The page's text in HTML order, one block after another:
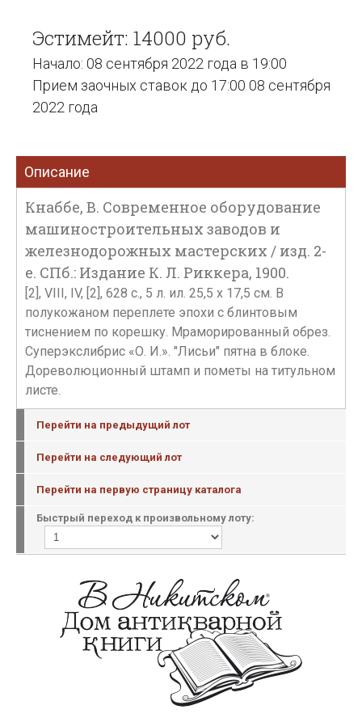
Эстимейт: 14000 руб.
Начало: 08 сентября 2022 года в 19:00
Прием заочных ставок до 17:00 08 сентября
2022 года
Описание
Кнаббе, В. Современное оборудование
машиностроительных заводов и
железнодорожных мастерских / изд. 2-
е. СПб.: Издание К. Л. Риккера, 1900.
[2], VIII, IV, [2], 628 c., 5 л. ил. 25,5 х 17,5 см. В
полукожаном переплете эпохи с блинтовым
тиснением по корешку. Мраморированный обрез.
Суперэкслибрис «О. И.». "Лисьи" пятна в блоке.
Дореволюционный штамп и пометы на титульном
листе.
Перейти на предыдущий лот
Перейти на следующий лот
Перейти на первую страницу каталога
Быстрый переход к произвольному лоту: